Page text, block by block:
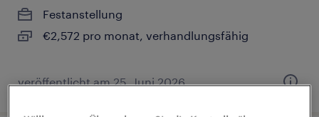
Festanstellung
€2,572 pro monat, verhandlungsfähig
veröffentlicht am 25. Juni 2026